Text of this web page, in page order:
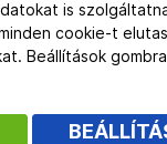
én,
és
is
cookie-t
Beállítások